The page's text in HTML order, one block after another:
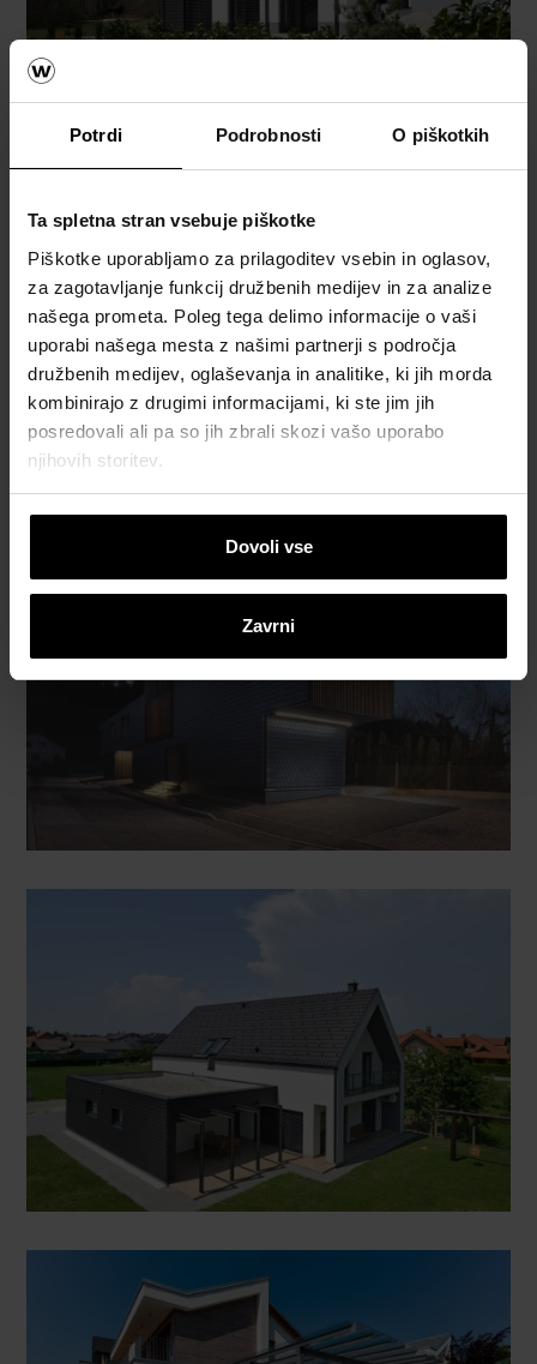
Potrdi Podrobnosti O piškotkih
Ta spletna stran vsebuje piškotke
Piškotke uporabljamo za prilagoditev vsebin in oglasov,
za zagotavljanje funkcij družbenih medijev in za analize
našega prometa. Poleg tega delimo informacije o vaši
uporabi našega mesta z našimi partnerji s področja
družbenih medijev, oglaševanja in analitike, ki jih morda
kombinirajo z drugimi informacijami, ki ste jim jih
posredovali ali pa so jih zbrali skozi vašo uporabo
njihovih storitev.
Dovoli vse
Zavrni